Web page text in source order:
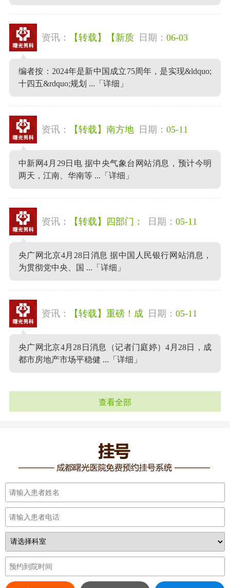
资讯： 【转载】【新质 日期： 06-03
编者按：2024年是新中国成立75周年，是实现&ldquo;
十四五&rdquo;规划 ... 「详细」
资讯： 【转载】南方地 日期： 05-11
中新网4月29日电 据中央气象台网站消息，预计今明
两天，江南、华南等 ... 「详细」
资讯： 【转载】四部门： 日期： 05-11
央广网北京4月28日消息 据中国人民银行网站消息，
为贯彻党中央、国 ... 「详细」
资讯： 【转载】重磅！成 日期： 05-11
央广网北京4月28日消息（记者门庭婷）4月28日，成
都市房地产市场平稳健 ... 「详细」
查看全部